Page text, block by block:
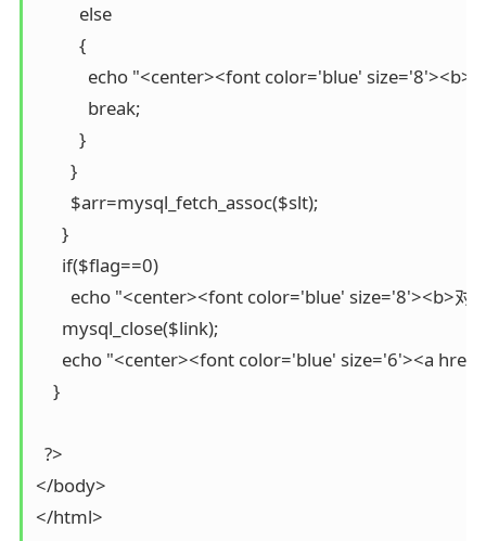
          else
          {
echo "<center><font color='blue'
            break;
          }
        }
        $arr=mysql_fetch_assoc($slt);
      }
      if($flag==0)
echo "<center><font color='blue'
      mysql_close($link);
echo "<center><font color='blue' size='6'><a
    }
  ?>
</body>